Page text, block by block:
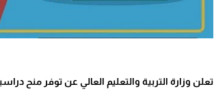
تعلن وزارة التربية والتعليم العالي عن توفر منح